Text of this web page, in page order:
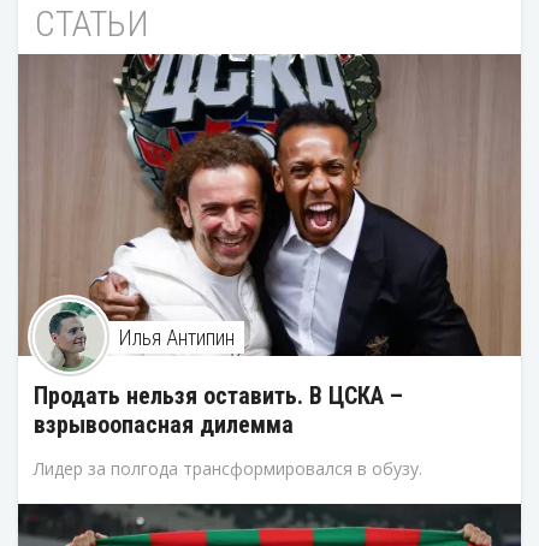
СТАТЬИ
Илья Антипин
Продать нельзя оставить. В ЦСКА –
взрывоопасная дилемма
Лидер за полгода трансформировался в обузу.